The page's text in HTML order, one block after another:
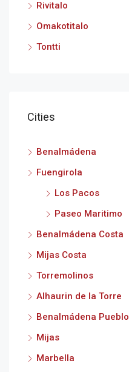
Rivitalo
Omakotitalo
Tontti
Cities
Benalmádena
Fuengirola
Los Pacos
Paseo Maritimo
Benalmádena Costa
Mijas Costa
Torremolinos
Alhaurin de la Torre
Benalmádena Pueblo
Mijas
Marbella